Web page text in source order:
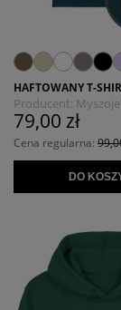
HAFTOWANY T-
Producent:
79,00 zł
Cena regularna:
DO